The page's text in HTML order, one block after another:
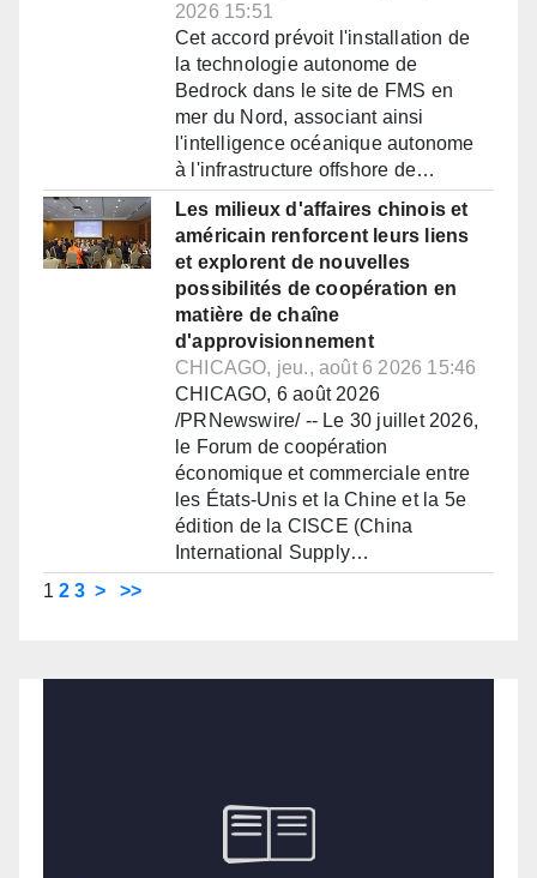
2026 15:51
Cet accord prévoit l'installation de
la technologie autonome de
Bedrock dans le site de FMS en
mer du Nord, associant ainsi
l'intelligence océanique autonome
à l'infrastructure offshore de…
Les milieux d'affaires chinois et
américain renforcent leurs liens
et explorent de nouvelles
possibilités de coopération en
matière de chaîne
d'approvisionnement
CHICAGO, jeu., août 6 2026 15:46
CHICAGO, 6 août 2026
/PRNewswire/ -- Le 30 juillet 2026,
le Forum de coopération
économique et commerciale entre
les États-Unis et la Chine et la 5e
édition de la CISCE (China
International Supply…
1 2 3 > >>